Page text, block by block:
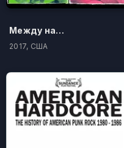
Между нами музыка
2017, США